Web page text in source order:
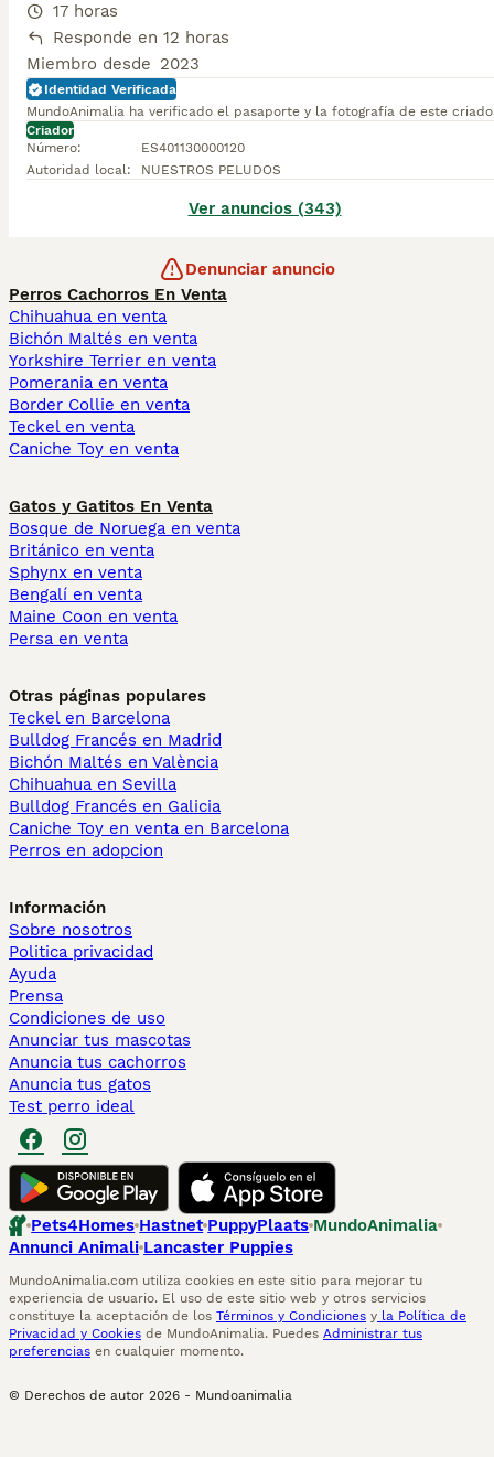
17 horas
Responde en 12 horas
Miembro desde 2023
Identidad Verificada
MundoAnimalia ha verificado el pasaporte y la fotografía de este
Criador
Número:
ES401130000120
Autoridad local: NUESTROS PELUDOS
Ver anuncios (343)
Denunciar anuncio
Perros Cachorros En Venta
Chihuahua en venta
Bichón Maltés en venta
Yorkshire Terrier en venta
Pomerania en venta
Border Collie en venta
Teckel en venta
Caniche Toy en venta
Gatos y Gatitos En Venta
Bosque de Noruega en venta
Británico en venta
Sphynx en venta
Bengalí en venta
Maine Coon en venta
Persa en venta
Otras páginas populares
Teckel en Barcelona
Bulldog Francés en Madrid
Bichón Maltés en València
Chihuahua en Sevilla
Bulldog Francés en Galicia
Caniche Toy en venta en Barcelona
Perros en adopcion
Información
Sobre nosotros
Politica privacidad
Ayuda
Prensa
Condiciones de uso
Anunciar tus mascotas
Anuncia tus cachorros
Anuncia tus gatos
Test perro ideal
Pets4Homes Hastnet PuppyPlaats MundoAnimalia
Annunci Animali Lancaster Puppies
MundoAnimalia.com utiliza cookies en este sitio para mejorar tu
experiencia de usuario. El uso de este sitio web y otros servicios
constituye la aceptación de los Términos y Condiciones y la Política de
Privacidad y Cookies de MundoAnimalia. Puedes Administrar tus
preferencias en cualquier momento.
© Derechos de autor 2026 - Mundoanimalia